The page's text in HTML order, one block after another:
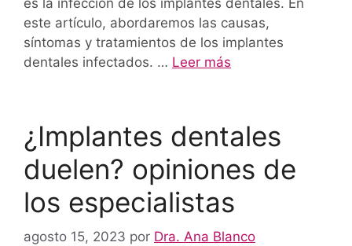
este artículo, abordaremos las causas,
síntomas y tratamientos de los implantes
dentales infectados. … Leer más
¿Implantes dentales
duelen? opiniones de
los especialistas
agosto 15, 2023 por Dra. Ana Blanco